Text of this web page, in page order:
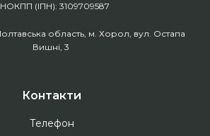
(ІПН): 3109709587
область, м. Хорол, вул. Остапа
Вишні, 3
Контакти
Телефон